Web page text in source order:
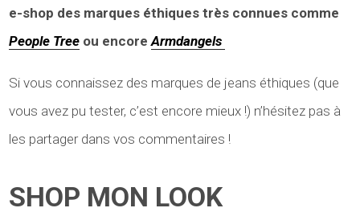
e-shop des marques éthiques très connues comme
People Tree ou encoreArmdangels
Si vous connaissez des marques de jeans éthiques (que
vous avez pu tester, c’est encore mieux !) n’hésitez pas à
les partager dans vos commentaires !
SHOP MON LOOK